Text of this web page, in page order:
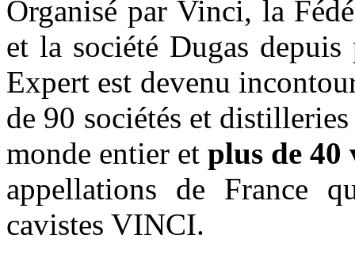
Organisé par Vinci, la
et la société Dugas
Expert est devenu
de 90 sociétés et
monde entier et plus de 40
appellations de France
cavistes VINCI.